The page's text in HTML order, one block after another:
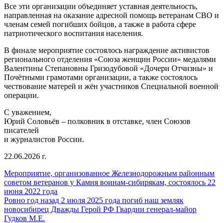
Все эти организации объединяет уставная деятельность,
направленная на оказание адресной помощь ветеранам СВО и
членам семей погибших бойцов, а также в работа сфере
патриотического воспитания населения.
В финале мероприятие состоялось награждение активистов
регионального отделения «Союза женщин России» медалями
Валентины Степановны Гризодубовой «Дочери Отчизны» и
Почётными грамотами организации, а также состоялось
чествование матерей и жён участников Специальной военной
операции.
С уважением,
Юрий Соловьёв – полковник в отставке, член Союзов
писателей
и журналистов России.
22.06.2026 г.
Мероприятие, организованное Железнодорожным районным
советом ветеранов у Камня воинам-сибирякам, состоялось 22
июня 2022 года
Ровно год назад 2 июля 2025 года погиб наш земляк
новосибирец Дважды Герой РФ Гвардии генерал-майор
Гудков М.Е.